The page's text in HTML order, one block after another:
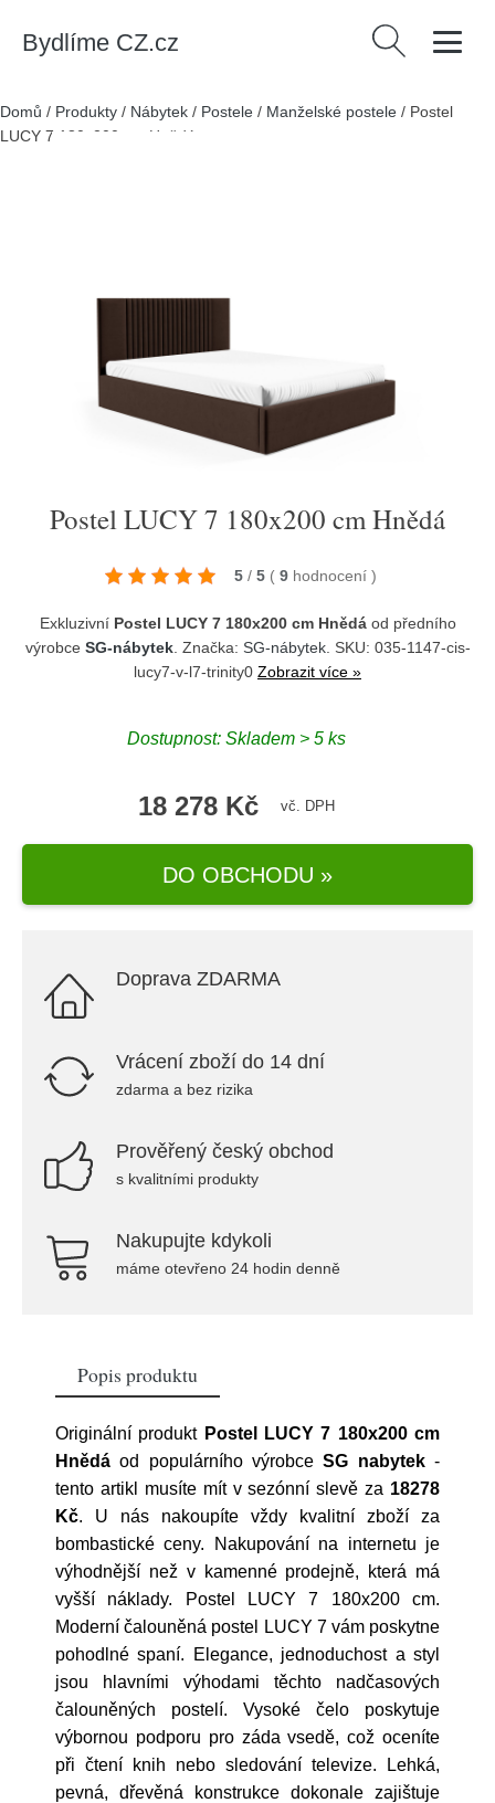
Bydlíme CZ.cz Vyhledávání
Domů / Produkty / Nábytek / Postele / Manželské postele / Postel
LUCY 7 180x200 cm Hnědá
Postel LUCY 7 180x200 cm Hnědá
5 / 5 ( 9 hodnocení )
Exkluzivní Postel LUCY 7 180x200 cm Hnědáod předního
výrobce SG-nábytek. Značka: SG-nábytek. SKU: 035-1147-cis-
lucy7-v-l7-trinity0 Zobrazit více »
Dostupnost: Skladem > 5 ks
18 278 Kč vč. DPH
DO OBCHODU »
Doprava ZDARMA
Vrácení zboží do 14 dní
zdarma a bez rizika
Prověřený český obchod
s kvalitními produkty
Nakupujte kdykoli
máme otevřeno 24 hodin denně
Popis produktu
Originální produkt Postel LUCY 7 180x200 cm
Hnědá od populárního výrobceSG nabytek-
tento artikl musíte mít v sezónní slevě za 18278
Kč. U nás nakoupíte vždy kvalitní zboží za
bombastické ceny. Nakupování na internetu je
výhodnější než v kamenné prodejně, která má
vyšší náklady. Postel LUCY 7 180x200 cm.
Moderní čalouněná postel LUCY 7 vám poskytne
pohodlné spaní. Elegance, jednoduchost a styl
jsou hlavními výhodami těchto nadčasových
čalouněných postelí. Vysoké čelo poskytuje
výbornou podporu pro záda vsedě, což oceníte
při čtení knih nebo sledování televize. Lehká,
pevná, dřevěná konstrukce dokonale zajištuje